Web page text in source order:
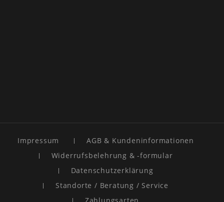
Impressum
AGB & Kundeninformationen
Widerrufsbelehrung & -formular
Datenschutzerklärung
Standorte / Beratung / Service